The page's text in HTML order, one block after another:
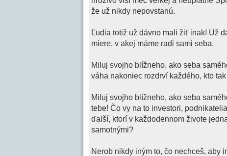
že už nikdy nepovstanú.
Ľudia totiž už dávno mali žiť inak! Už
miere, v akej máme radi sami seba.
Miluj svojho blížneho, ako seba
váha nakoniec rozdrví každého, kto
Miluj svojho blížneho, ako seba
tebe! Čo vy na to investori,
ďalší, ktorí v každodennom živote
samotnými?
Nerob nikdy iným to, čo nechceš, aby